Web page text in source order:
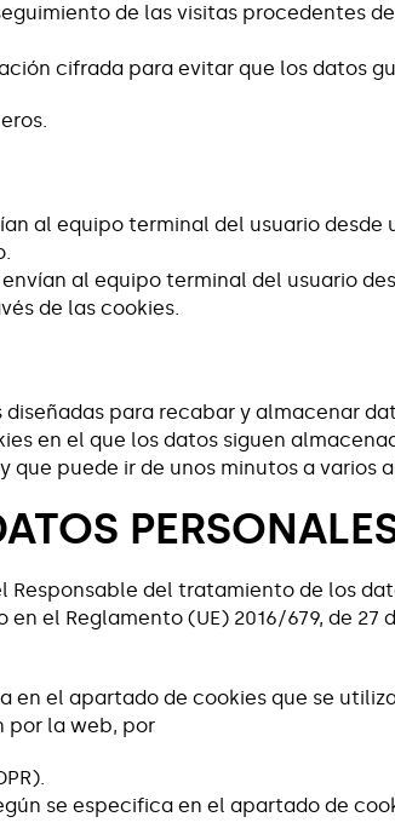
de las visitas procedentes
cifrada para evitar que los datos
al equipo terminal del usuario
al equipo terminal del usuario
de las cookies.
para recabar y almacenar
en el que los datos siguen
puede ir de unos minutos a varios
el Responsable del tratamiento de
el Reglamento (UE) 2016/679, de
en el apartado de cookies que se
por la web, por
se especifica en el apartado de